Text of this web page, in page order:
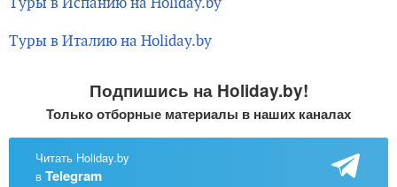
Туры в Италию на Holiday.by
Подпишись на Holiday.by!
Только отборные материалы в наших каналах
Читать Holiday.by
в Telegram